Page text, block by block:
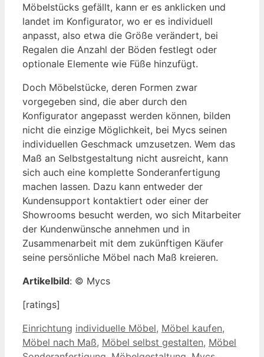
Möbelstücks gefällt, kann er es anklicken und
landet im Konfigurator, wo er es individuell
anpasst, also etwa die Größe verändert, bei
Regalen die Anzahl der Böden festlegt oder
optionale Elemente wie Füße hinzufügt.
Doch Möbelstücke, deren Formen zwar
vorgegeben sind, die aber durch den
Konfigurator angepasst werden können, bilden
nicht die einzige Möglichkeit, bei Mycs seinen
individuellen Geschmack umzusetzen. Wem das
Maß an Selbstgestaltung nicht ausreicht, kann
sich auch eine komplette Sonderanfertigung
machen lassen. Dazu kann entweder der
Kundensupport kontaktiert oder einer der
Showrooms besucht werden, wo sich Mitarbeiter
der Kundenwünsche annehmen und in
Zusammenarbeit mit dem zukünftigen Käufer
seine persönliche Möbel nach Maß kreieren.
Artikelbild: © Mycs
[ratings]
Kategorien
Einrichtung Schlagwörter
individuelle Möbel, Möbel kaufen,
Möbel nach Maß, Möbel selbst gestalten, Möbel